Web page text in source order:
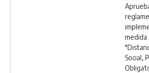
medida
Social,